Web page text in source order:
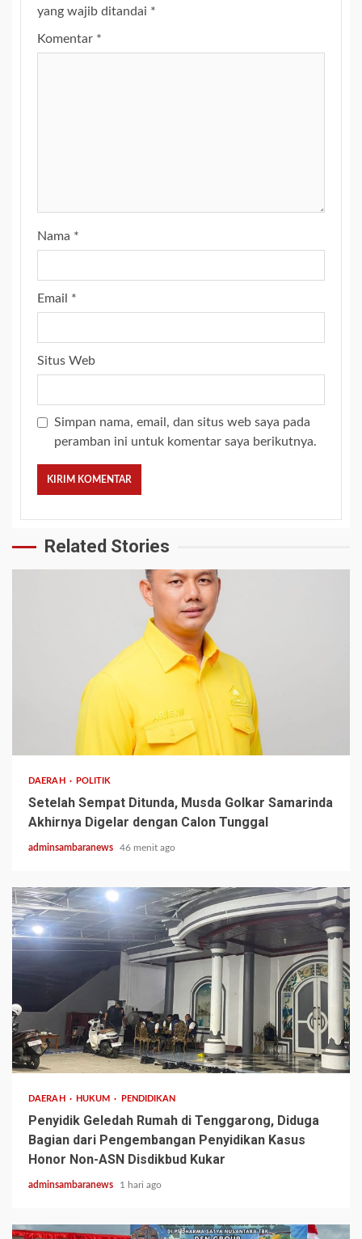
yang wajib ditandai *
Komentar *
Nama *
Email *
Situs Web
Simpan nama, email, dan situs web saya pada
peramban ini untuk komentar saya berikutnya.
Related Stories
DAERAH POLITIK
Setelah Sempat Ditunda, Musda Golkar Samarinda
Akhirnya Digelar dengan Calon Tunggal
adminsambaranews 46 menit ago
3 min read
DAERAH HUKUM PENDIDIKAN
Penyidik Geledah Rumah di Tenggarong, Diduga
Bagian dari Pengembangan Penyidikan Kasus
Honor Non-ASN Disdikbud Kukar
adminsambaranews 1 hari ago